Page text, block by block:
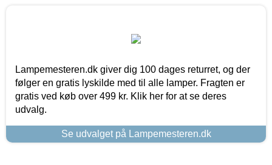
Lampemesteren.dk giver dig 100 dages returret, og der
følger en gratis lyskilde med til alle lamper. Fragten er
gratis ved køb over 499 kr. Klik her for at se deres
udvalg.
Se udvalget på Lampemesteren.dk